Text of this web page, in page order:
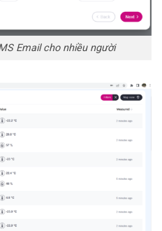
Email cho nhiều người